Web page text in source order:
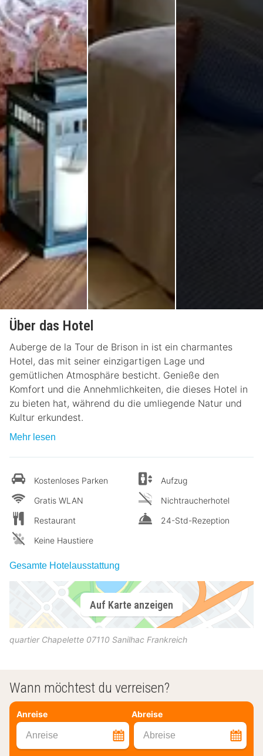
Über das Hotel
Auberge de la Tour de Brison in ist ein charmantes
Hotel, das mit seiner einzigartigen Lage und
gemütlichen Atmosphäre besticht. Genieße den
Komfort und die Annehmlichkeiten, die dieses Hotel in
zu bieten hat, während du die umliegende Natur und
Kultur erkundest.
Mehr lesen
Kostenloses Parken
Gratis WLAN
Restaurant
Keine Haustiere
Aufzug
Nichtraucherhotel
24-Std-Rezeption
Gesamte Hotelausstattung
Auf Karte anzeigen
quartier Chapelette 07110 Sanilhac Frankreich
Wann möchtest du verreisen?
Anreise Abreise
Anreise Abreise